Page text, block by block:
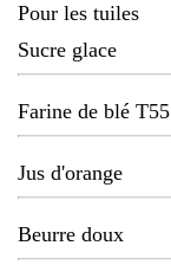
Pour les tuiles
Sucre glace
Farine de blé T55
Jus d'orange
Beurre doux